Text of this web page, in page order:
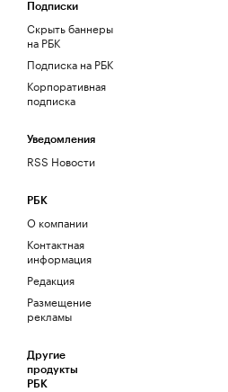
Подписки
Скрыть баннеры
на РБК
Подписка на РБК
Корпоративная
подписка
Уведомления
RSS Новости
РБК
О компании
Контактная
информация
Редакция
Размещение
рекламы
Другие
продукты
РБК